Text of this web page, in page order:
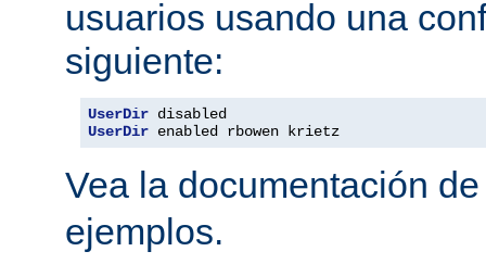
usuarios usando una
siguiente:
UserDir
UserDir enabled rbowen krietz
Vea la documentación
ejemplos.